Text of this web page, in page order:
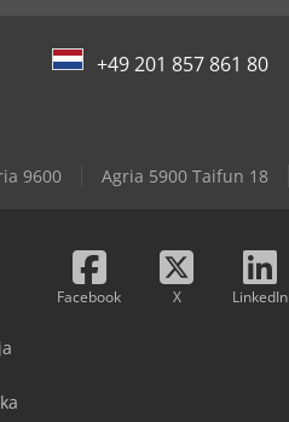
+49 201 857 861 80
9600 Agria 5900 Taifun 18
Facebook X LinkedIn